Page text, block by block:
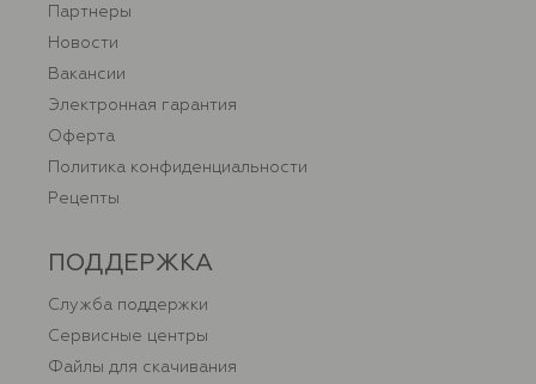
Партнеры
Новости
Вакансии
Электронная гарантия
Оферта
Политика конфиденциальности
Рецепты
ПОДДЕРЖКА
Служба поддержки
Сервисные центры
Файлы для скачивания